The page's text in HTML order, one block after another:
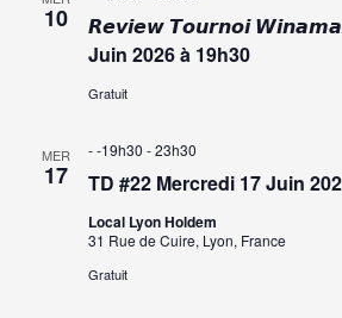
10
𝙍𝙚𝙫𝙞𝙚𝙬 𝙏𝙤𝙪𝙧𝙣𝙤𝙞
Juin 2026 à 19h30
Gratuit
MER
17 TD #22 Mercredi 17 Juin
- -19h30 -23h30
Local Lyon Holdem
31 Rue de Cuire, Lyon, France
Gratuit